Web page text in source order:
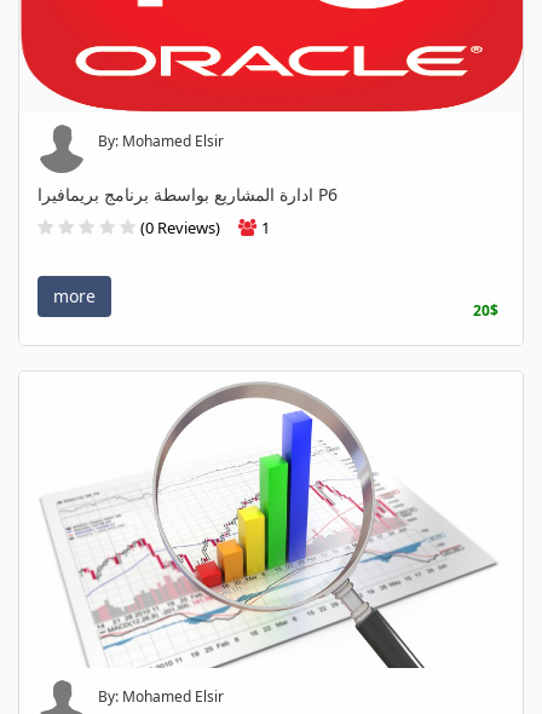
By: Mohamed Elsir
ادارة المشاريع بواسطة برنامج بريمافيرا P6
(0 Reviews) 1
more
20$
By: Mohamed Elsir